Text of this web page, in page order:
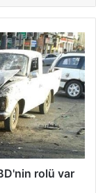
rolü var